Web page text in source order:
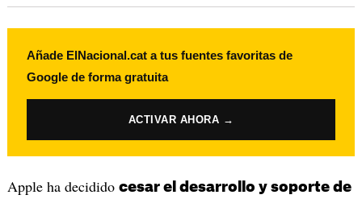
Añade ElNacional.cat a tus fuentes favoritas de
Google de forma gratuita
ACTIVAR AHORA →
Apple ha decidido cesar el desarrollo y soporte de